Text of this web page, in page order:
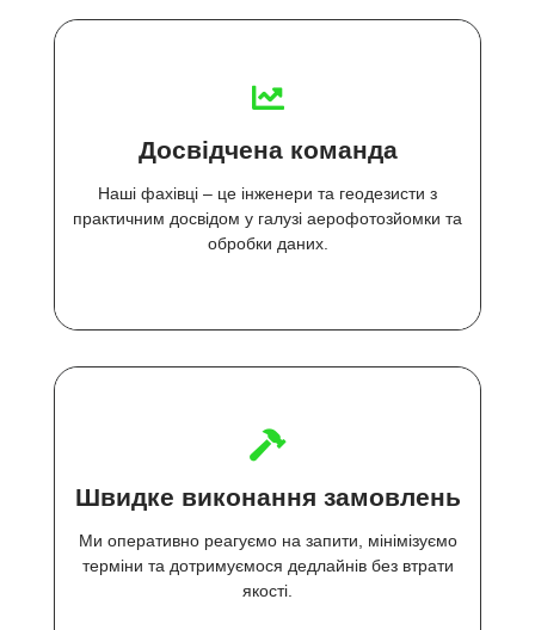
Досвідчена команда
Наші фахівці – це інженери та геодезисти з
практичним досвідом у галузі аерофотозйомки та
обробки даних.
Швидке виконання замовлень
Ми оперативно реагуємо на запити, мінімізуємо
терміни та дотримуємося дедлайнів без втрати
якості.